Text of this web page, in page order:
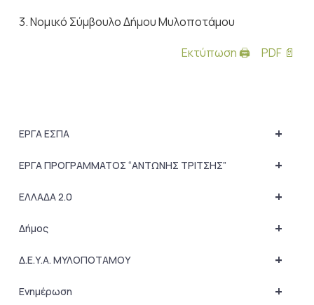
3. Νομικό Σύμβουλο Δήμου Μυλοποτάμου
Εκτύπωση 🖨
PDF 📄
+
ΕΡΓΑ ΕΣΠΑ
+
ΕΡΓΑ ΠΡΟΓΡΑΜΜΑΤΟΣ “ΑΝΤΩΝΗΣ ΤΡΙΤΣΗΣ”
+
ΕΛΛΑΔΑ 2.0
+
Δήμος
+
Δ.Ε.Υ.Α. ΜΥΛΟΠΟΤΑΜΟΥ
+
Ενημέρωση